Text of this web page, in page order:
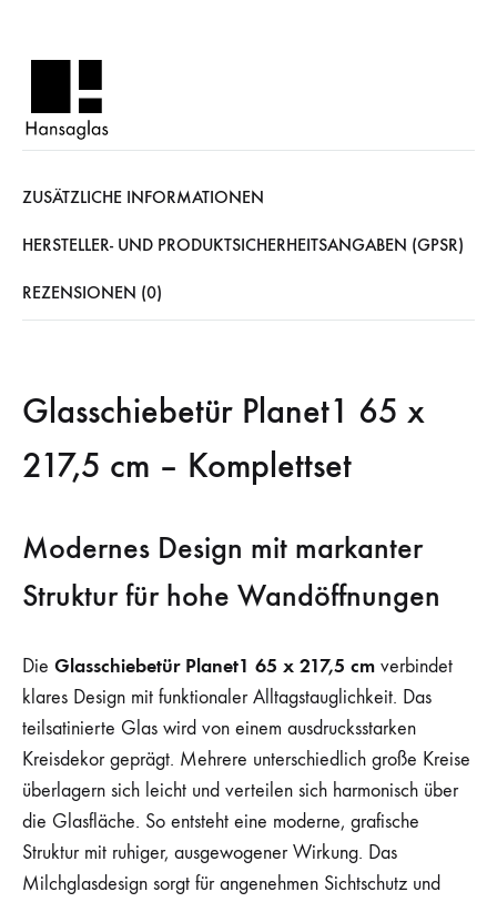
ZUSÄTZLICHE INFORMATIONEN
HERSTELLER- UND PRODUKTSICHERHEITSANGABEN (GPSR)
REZENSIONEN (0)
Glasschiebetür Planet1 65 x
217,5 cm – Komplettset
Modernes Design mit markanter
Struktur für hohe Wandöffnungen
Die Glasschiebetür Planet1 65 x 217,5 cm verbindet
klares Design mit funktionaler Alltagstauglichkeit. Das
teilsatinierte Glas wird von einem ausdrucksstarken
Kreisdekor geprägt. Mehrere unterschiedlich große Kreise
überlagern sich leicht und verteilen sich harmonisch über
die Glasfläche. So entsteht eine moderne, grafische
Struktur mit ruhiger, ausgewogener Wirkung. Das
Milchglasdesign sorgt für angenehmen Sichtschutz und